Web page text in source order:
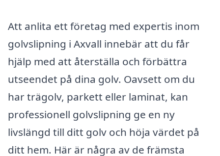
Att anlita ett företag med expertis inom
golvslipning i Axvall innebär att du får
hjälp med att återställa och förbättra
utseendet på dina golv. Oavsett om du
har trägolv, parkett eller laminat, kan
professionell golvslipning ge en ny
livslängd till ditt golv och höja värdet på
ditt hem. Här är några av de främsta